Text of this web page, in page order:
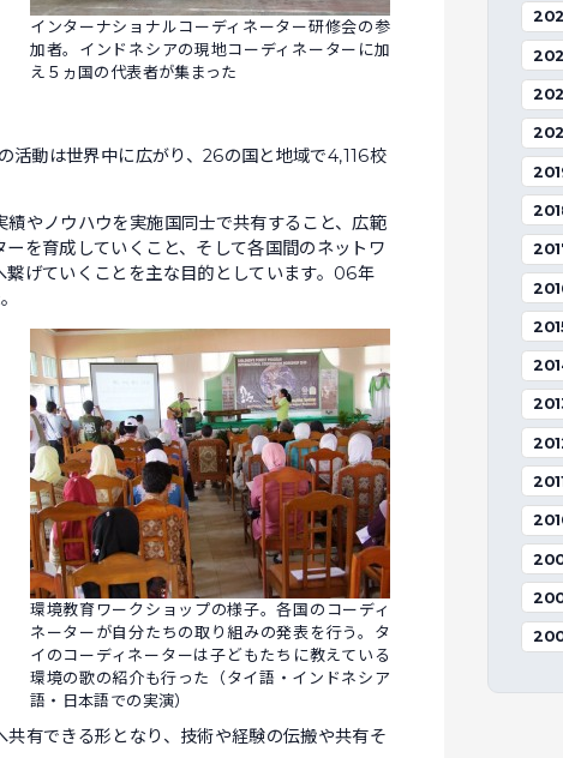
インターナショナルコーディネーター研修会の参
加者。インドネシアの現地コーディネーターに加
え５ヵ国の代表者が集まった
動は世界中に広がり、26の国と地域で4,116校
やノウハウを実施国同士で共有すること、広範
を育成していくこと、そして各国間のネットワ
げていくことを主な目的としています。06年
環境教育ワークショップの様子。各国のコーディ
ネーターが自分たちの取り組みの発表を行う。タ
イのコーディネーターは子どもたちに教えている
環境の歌の紹介も行った（タイ語・インドネシア
語・日本語での実演）
有できる形となり、技術や経験の伝搬や共有そ